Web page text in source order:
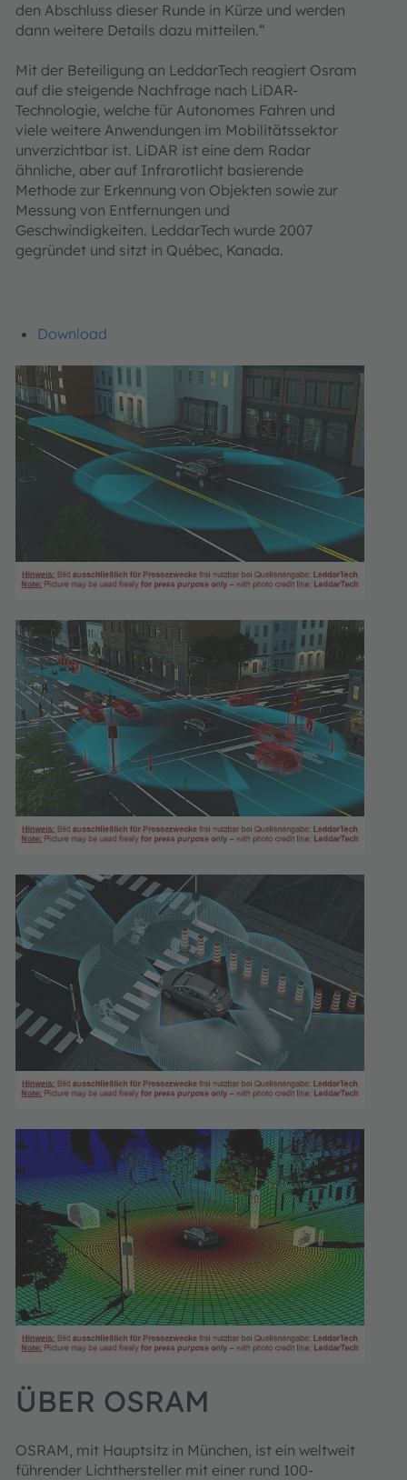
den Abschluss dieser Runde in Kürze und werden
dann weitere Details dazu mitteilen.“
Mit der Beteiligung an LeddarTech reagiert Osram
auf die steigende Nachfrage nach LiDAR-
Technologie, welche für Autonomes Fahren und
viele weitere Anwendungen im Mobilitätssektor
unverzichtbar ist. LiDAR ist eine dem Radar
ähnliche, aber auf Infrarotlicht basierende
Methode zur Erkennung von Objekten sowie zur
Messung von Entfernungen und
Geschwindigkeiten. LeddarTech wurde 2007
gegründet und sitzt in Québec, Kanada.
Download
ÜBER OSRAM
OSRAM, mit Hauptsitz in München, ist ein weltweit
führender Lichthersteller mit einer rund 100-